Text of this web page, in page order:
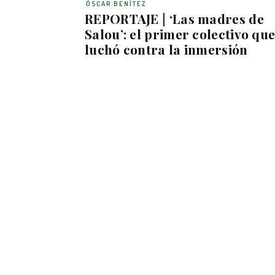
REPORTAJE | ‘Las madres de
Salou’: el primer colectivo que
luchó contra la inmersión
ÓSCAR BENÍTEZ